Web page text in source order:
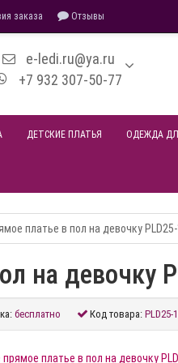
заказа Отзывы
e-ledi.ru@ya.ru
+7 932 307-50-77
ДЕТСКИЕ ПЛАТЬЯ ОДЕЖДА
платье в пол на девочку
на девочку
бесплатно Код товара: PLD25-